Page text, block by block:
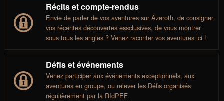
Récits et compte-rendus
Envie de parler de vos aventures sur Azeroth, de consigner
vos récentes découvertes essclusives, de vous montrer
sous tous les angles ? Venez raconter vos aventures ici !
Défis et événements
Venez participer aux événements exceptionnels, aux
aventures en groupe, ou relever les Défis organisés
régulièrement par la RIdPEF.